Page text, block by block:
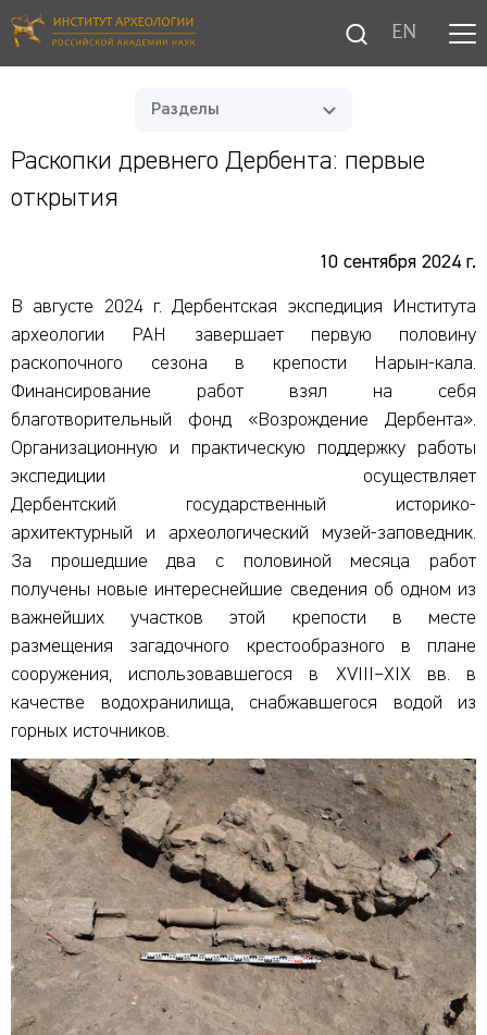
EN
Разделы
Раскопки древнего Дербента: первые
открытия
10 сентября 2024 г.
В августе 2024 г. Дербентская экспедиция Института
археологии РАН завершает первую половину
раскопочного сезона в крепости Нарын-кала.
Финансирование работ взял на себя
благотворительный фонд «Возрождение Дербента».
Организационную и практическую поддержку работы
экспедиции осуществляет
Дербентский государственный историко-
архитектурный и археологический музей-заповедник.
За прошедшие два с половиной месяца работ
получены новые интереснейшие сведения об одном из
важнейших участков этой крепости в месте
размещения загадочного крестообразного в плане
сооружения, использовавшегося в XVIII–XIX вв. в
качестве водохранилища, снабжавшегося водой из
горных источников.